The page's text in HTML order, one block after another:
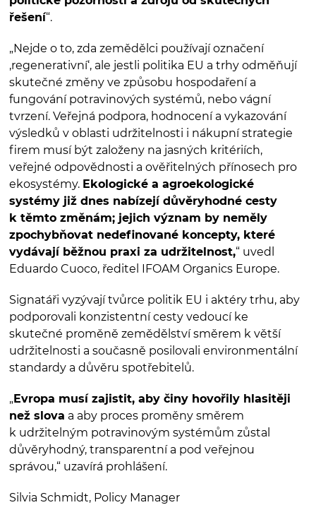
řešení“.
„Nejde o to, zda zemědělci používají označení
‚regenerativní‘, ale jestli politika EU a trhy odměňují
skutečné změny ve způsobu hospodaření a
fungování potravinových systémů, nebo vágní
tvrzení. Veřejná podpora, hodnocení a vykazování
výsledků v oblasti udržitelnosti i nákupní strategie
firem musí být založeny na jasných kritériích,
veřejné odpovědnosti a ověřitelných přínosech pro
ekosystémy. Ekologické a agroekologické
systémy již dnes nabízejí důvěryhodné cesty
k těmto změnám; jejich význam by neměly
zpochybňovat nedefinované koncepty, které
vydávají běžnou praxi za udržitelnost,“ uvedl
Eduardo Cuoco, ředitel IFOAM Organics Europe.
Signatáři vyzývají tvůrce politik EU i aktéry trhu, aby
podporovali konzistentní cesty vedoucí ke
skutečné proměně zemědělství směrem k větší
udržitelnosti a současně posilovali environmentální
standardy a důvěru spotřebitelů.
„Evropa musí zajistit, aby činy hovořily hlasitěji
než slova a aby proces proměny směrem
k udržitelným potravinovým systémům zůstal
důvěryhodný, transparentní a pod veřejnou
správou,“ uzavírá prohlášení.
Silvia Schmidt, Policy Manager